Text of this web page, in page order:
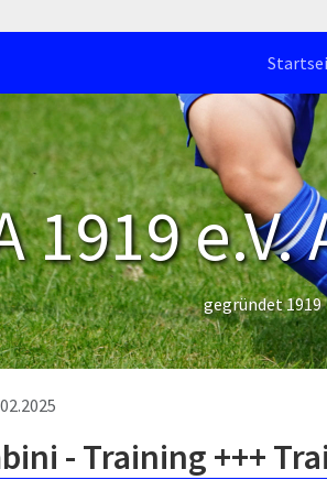
1919
gegründet 1919
- Training +++